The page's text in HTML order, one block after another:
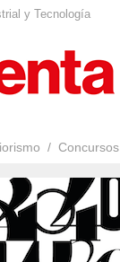
y Tecnología
Concursos